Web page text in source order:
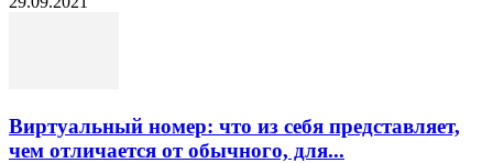
Виртуальный номер: что из себя представляет,
чем отличается от обычного, для...